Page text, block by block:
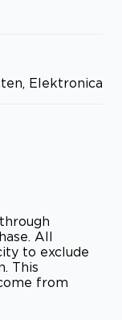
Elektronica
All
to exclude
This
from